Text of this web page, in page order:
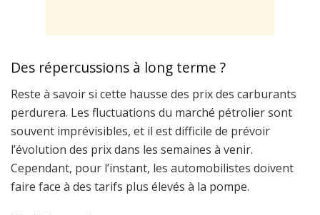
Des répercussions à long terme ?
Reste à savoir si cette hausse des prix des carburants
perdurera. Les fluctuations du marché pétrolier sont
souvent imprévisibles, et il est difficile de prévoir
l’évolution des prix dans les semaines à venir.
Cependant, pour l’instant, les automobilistes doivent
faire face à des tarifs plus élevés à la pompe.